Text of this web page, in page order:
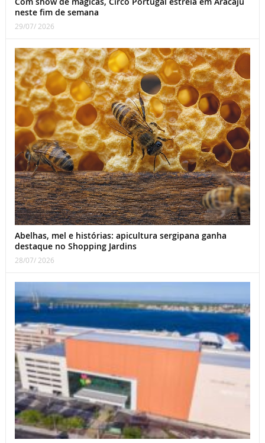
neste fim de semana
29/07/ 2026
Abelhas, mel e histórias: apicultura sergipana ganha
destaque no Shopping Jardins
28/07/ 2026